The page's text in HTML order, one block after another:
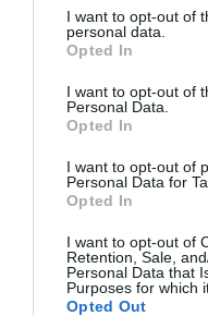
I want to opt-out of
personal data.
Opted In
I want to opt-out of
Personal Data.
Opted In
I want to opt-out of
Personal Data for
Opted In
I want to opt-out of
Retention, Sale,
Personal Data that
Purposes for which
Opted Out
Nokia,
Eulogio
con
euros...
Argumentos